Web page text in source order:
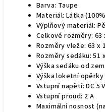
Barva: Taupe
Materiál: Látka
Výplňový materiál:
Celkové rozměry: 63
Rozměry vleže: 63 x
Rozměry sedáku: 51
Výška sedáku od
Výška loketní
Vstupní napětí: DC 5 V
Vstupní proud: 2 A
Maximální nosnost